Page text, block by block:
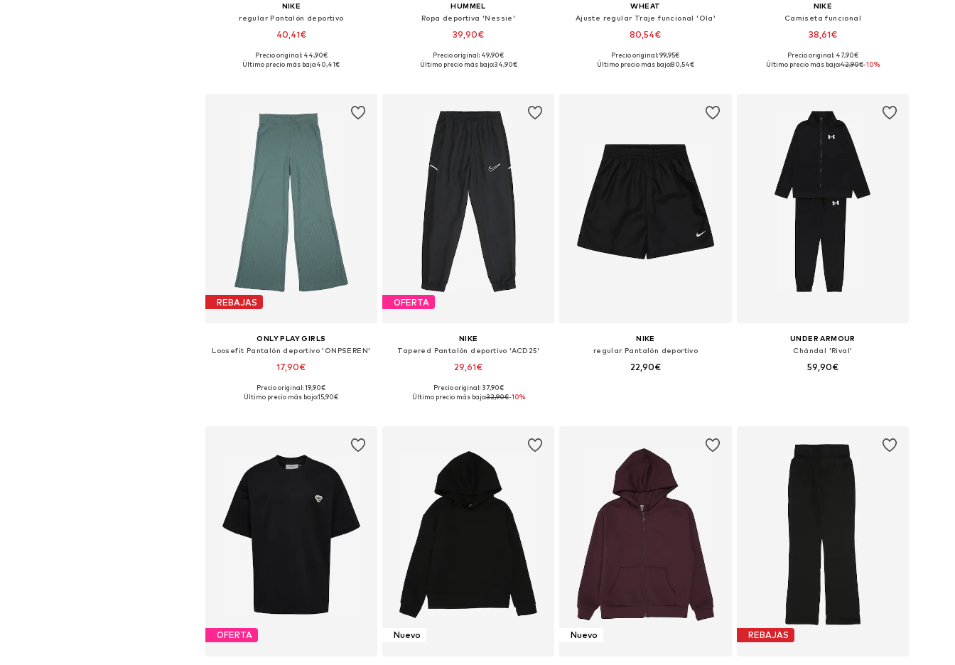
NIKE
regular Pantalón deportivo
40,41€
Disponible en muchas tallas
Precio original: 44,90€
Último precio más bajo:40,41€
HUMMEL
Ropa deportiva 'Nessie'
39,90€
Disponible en muchas tallas
Precio original: 49,90€
Último precio más bajo:34,90€
WHEAT
Ajuste regular Traje funcional 'Ola'
80,54€
Precio original: 99,95€
Último precio más bajo:80,54€
NIKE
Camiseta funcional
38,61€
Disponible en muchas tallas
Precio original: 47,90€
Último precio más bajo:42,90€-10%
REBAJAS
ONLY PLAY GIRLS
Loosefit Pantalón deportivo 'ONPSEREN'
17,90€
Tallas disponibles: 122-128
Precio original: 19,90€
Último precio más bajo:15,90€
OFERTA
NIKE
Tapered Pantalón deportivo 'ACD25'
29,61€
Disponible en muchas tallas
Precio original: 37,90€
Último precio más bajo:32,90€-10%
NIKE
regular Pantalón deportivo
22,90€
UNDER ARMOUR
Chándal 'Rival'
59,90€
OFERTA Nuevo Nuevo REBAJAS